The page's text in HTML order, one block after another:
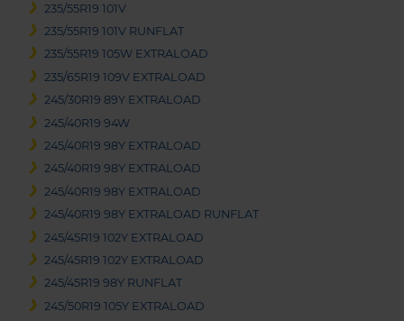
235/55R19 101V
235/55R19 101V RUNFLAT
235/55R19 105W EXTRALOAD
235/65R19 109V EXTRALOAD
245/30R19 89Y EXTRALOAD
245/40R19 94W
245/40R19 98Y EXTRALOAD
245/40R19 98Y EXTRALOAD
245/40R19 98Y EXTRALOAD
245/40R19 98Y EXTRALOAD RUNFLAT
245/45R19 102Y EXTRALOAD
245/45R19 102Y EXTRALOAD
245/45R19 98Y RUNFLAT
245/50R19 105Y EXTRALOAD